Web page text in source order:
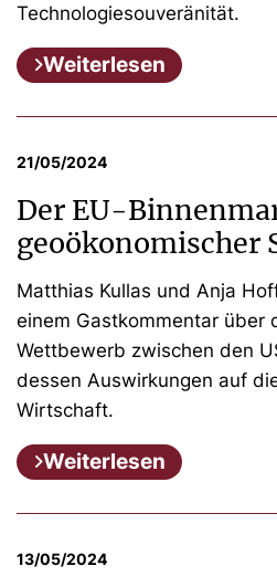
Technologiesouveränität.
Weiterlesen
21/05/2024
Der EU-
geoökonomischer
Matthias Kullas und Anja
einem Gastkommentar über
Wettbewerb zwischen den
dessen Auswirkungen auf
Wirtschaft.
Weiterlesen
13/05/2024